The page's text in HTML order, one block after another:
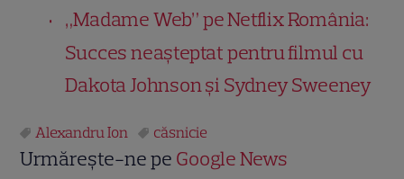
„Madame Web” pe Netflix România:
Succes neașteptat pentru filmul cu
Dakota Johnson și Sydney Sweeney
Alexandru Ion căsnicie
Urmărește-ne pe Google News